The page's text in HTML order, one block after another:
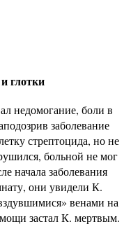
глотки
недомогание, боли в
заболевание
стрептоцида, но не
больной не мог
начала заболевания
они увидели К.
венами на
застал К. мертвым.